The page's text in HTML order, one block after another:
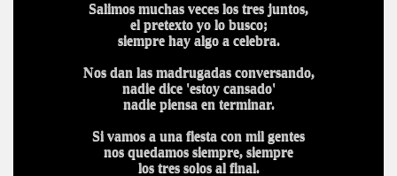
Salimos muchas veces los tres juntos,
el pretexto yo lo busco;
siempre hay algo a celebra.
Nos dan las madrugadas conversando,
nadie dice 'estoy cansado'
nadie piensa en terminar.
Si vamos a una fiesta con mil gentes
nos quedamos siempre, siempre
los tres solos al final.